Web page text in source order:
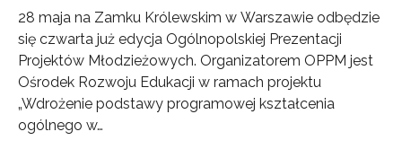
28 maja na Zamku Królewskim w Warszawie odbędzie
się czwarta już edycja Ogólnopolskiej Prezentacji
Projektów Młodzieżowych. Organizatorem OPPM jest
Ośrodek Rozwoju Edukacji w ramach projektu
„Wdrożenie podstawy programowej kształcenia
ogólnego w…